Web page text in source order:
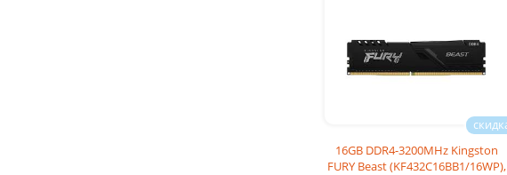
16GB DDR4-3200MHz Kingston
FURY Beast (KF432C16BB1/16WP),